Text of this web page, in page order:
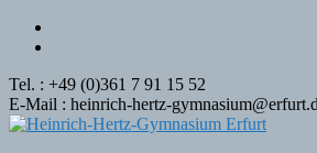
Tel. : +49 (0)361 7 91 15 52
E-Mail : heinrich-hertz-